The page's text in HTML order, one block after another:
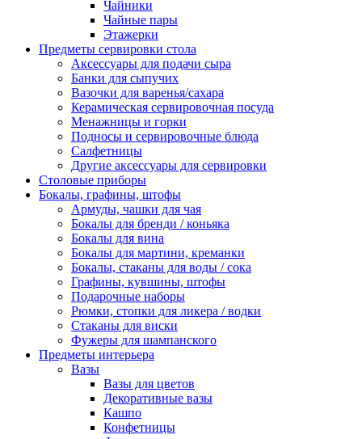
Чайники
Чайные пары
Этажерки
Предметы сервировки стола
Аксессуары для подачи сыра
Банки для сыпучих
Вазочки для варенья/сахара
Керамическая сервировочная посуда
Менажницы и горки
Подносы и сервировочные блюда
Салфетницы
Другие аксессуары для сервировки
Столовые приборы
Бокалы, графины, штофы
Армуды, чашки для чая
Бокалы для бренди / коньяка
Бокалы для вина
Бокалы для мартини, креманки
Бокалы, стаканы для воды / сока
Графины, кувшины, штофы
Подарочные наборы
Рюмки, стопки для ликера / водки
Стаканы для виски
Фужеры для шампанского
Предметы интерьера
Вазы
Вазы для цветов
Декоративные вазы
Кашпо
Конфетницы